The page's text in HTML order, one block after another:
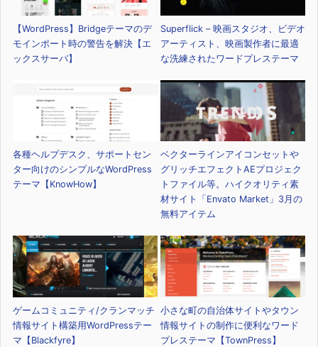
【WordPress】Bridgeテーマのデ
モインポート時の警告を解決【エ
ックスサーバ】
Superflick – 映画スタジオ、ビデオ
アーティスト、映画製作者に最適
な洗練されたワードプレステーマ
各種ヘルプデスク、サポートセン
ター向けのシンプルなWordPress
テーマ【KnowHow】
ベクターラインアイコンセットや
グリッチエフェクトAEプロジェク
トファイル等。ハイクオリティ素
材サイト「Envato Market」3月の
無料アイテム
ゲームコミュニティ/クランマッチ
情報サイト構築用WordPressテー
マ【Blackfyre】
小さな町の自治体サイトやタウン
情報サイトの制作に便利なワード
プレステーマ【TownPress】